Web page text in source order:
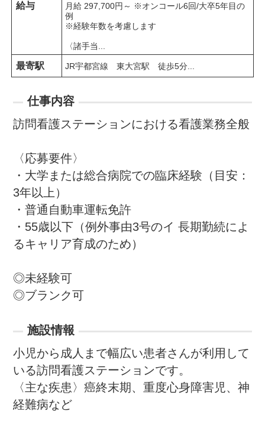
給与
月給 297,700円～ ※オンコール6回/大卒5年目の
例
※経験年数を考慮します
〈諸手当...
最寄駅 JR宇都宮線　東大宮駅　徒歩5分...
仕事内容
訪問看護ステーションにおける看護業務全般
〈応募要件〉
・大学または総合病院での臨床経験（目安：
3年以上）
・普通自動車運転免許
・55歳以下（例外事由3号のイ 長期勤続によ
るキャリア育成のため）
◎未経験可
◎ブランク可
施設情報
小児から成人まで幅広い患者さんが利用して
いる訪問看護ステーションです。
〈主な疾患〉癌終末期、重度心身障害児、神
経難病など